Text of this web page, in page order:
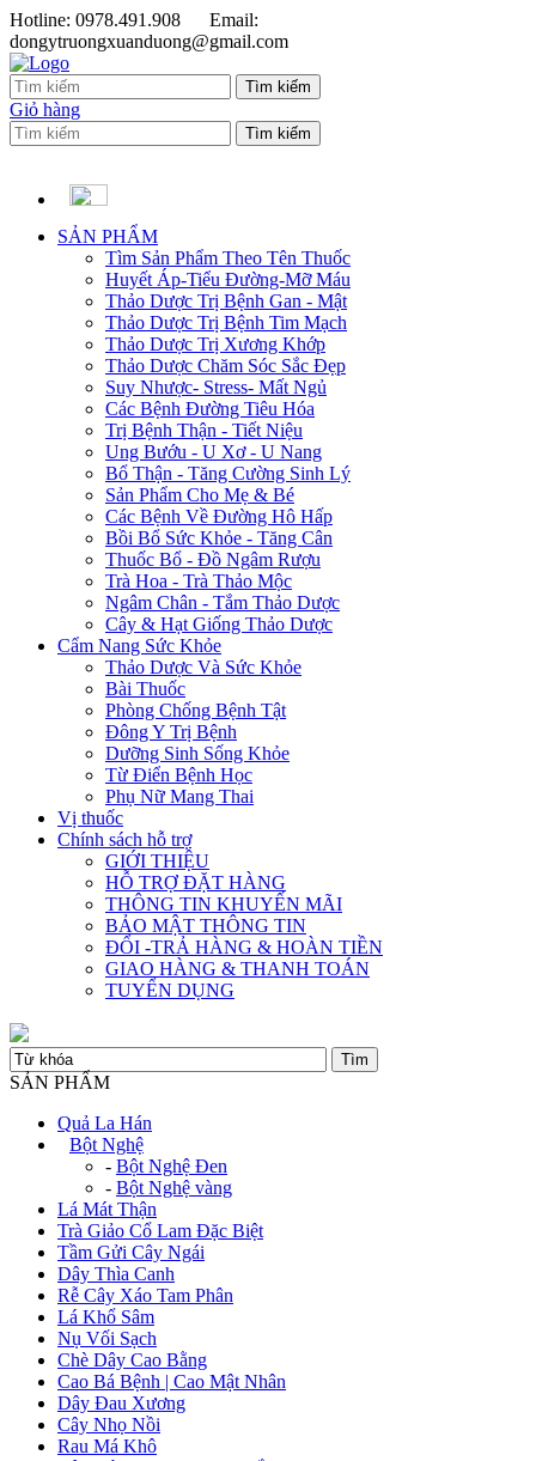
Hotline: 0978.491.908
Email:
dongytruongxuanduong@gmail.com
Giỏ hàng
SẢN PHẨM
Tìm Sản Phẩm Theo Tên Thuốc
Huyết Áp-Tiểu Đường-Mỡ Máu
Thảo Dược Trị Bệnh Gan - Mật
Thảo Dược Trị Bệnh Tim Mạch
Thảo Dược Trị Xương Khớp
Thảo Dược Chăm Sóc Sắc Đẹp
Suy Nhược- Stress- Mất Ngủ
Các Bệnh Đường Tiêu Hóa
Trị Bệnh Thận - Tiết Niệu
Ung Bướu - U Xơ - U Nang
Bổ Thận - Tăng Cường Sinh Lý
Sản Phẩm Cho Mẹ & Bé
Các Bệnh Về Đường Hô Hấp
Bồi Bổ Sức Khỏe - Tăng Cân
Thuốc Bổ - Đồ Ngâm Rượu
Trà Hoa - Trà Thảo Mộc
Ngâm Chân - Tắm Thảo Dược
Cây & Hạt Giống Thảo Dược
Cẩm Nang Sức Khỏe
Thảo Dược Và Sức Khỏe
Bài Thuốc
Phòng Chống Bệnh Tật
Đông Y Trị Bệnh
Dưỡng Sinh Sống Khỏe
Từ Điển Bệnh Học
Phụ Nữ Mang Thai
Vị thuốc
Chính sách hỗ trợ
GIỚI THIỆU
HỖ TRỢ ĐẶT HÀNG
THÔNG TIN KHUYẾN MÃI
BẢO MẬT THÔNG TIN
ĐỔI -TRẢ HÀNG & HOÀN TIỀN
GIAO HÀNG & THANH TOÁN
TUYỂN DỤNG
SẢN PHẨM
Quả La Hán
Bột Nghệ
- Bột Nghệ Đen
- Bột Nghệ vàng
Lá Mát Thận
Trà Giảo Cổ Lam Đặc Biệt
Tầm Gửi Cây Ngái
Dây Thìa Canh
Rễ Cây Xáo Tam Phân
Lá Khổ Sâm
Nụ Vối Sạch
Chè Dây Cao Bằng
Cao Bá Bệnh | Cao Mật Nhân
Dây Đau Xương
Cây Nhọ Nồi
Rau Má Khô